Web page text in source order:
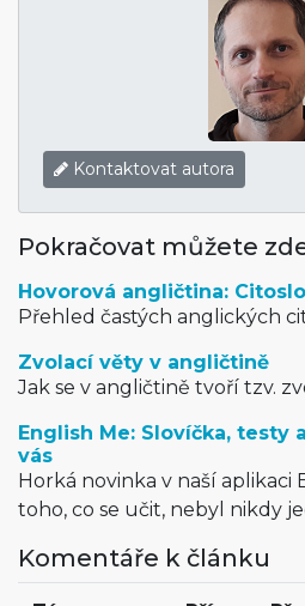
Kontaktovat autora
Pokračovat můžete
Hovorová angličtina:
Přehled častých anglických
Zvolací věty v angličtině
Jak se v angličtině tvoří tzv.
English Me: Slovíčka, testy
vás
Horká novinka v naší aplikaci
toho, co se učit, nebyl nikdy
Komentáře k článku